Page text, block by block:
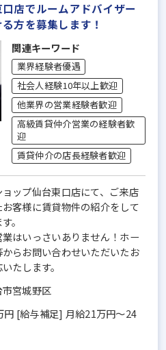
店でルームアドバイザー
方を募集します！
関連キーワード
業界経験者優遇
社会人経験10年以上歓迎
他業界の営業経験者歓迎
高級賃貸仲介営業の経験者歓
迎
賃貸仲介の店長経験者歓迎
ップ仙台東口店にて、ご来店
客様に賃貸物件の紹介をして
。
はいっさいありません！ホー
らお問い合わせいただいたお
たします。
宮城野区
円 [給与補足] 月給21万円～24